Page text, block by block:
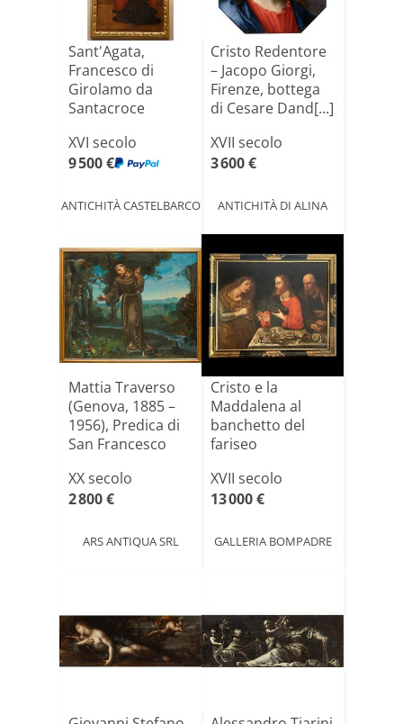
Sant'Agata,
Francesco di
Girolamo da
Santacroce
1[...]
XVI secolo
9 500 €
ANTICHITÀ CASTELBARCO
Cristo Redentore
– Jacopo Giorgi,
Firenze, bottega
di Cesare Dand[...]
XVII secolo
3 600 €
ANTICHITÀ DI ALINA
Mattia Traverso
(Genova, 1885 –
1956), Predica di
San Francesco
XX secolo
2 800 €
ARS ANTIQUA SRL
Cristo e la
Maddalena al
banchetto del
fariseo
da [...]
XVII secolo
13 000 €
GALLERIA BOMPADRE